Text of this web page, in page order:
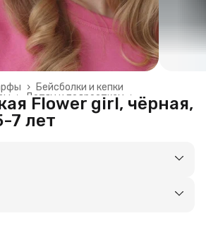
Бейсболки и кепки
›
Детям и подросткам ›
›
Flower girl, чёрная,
7 лет